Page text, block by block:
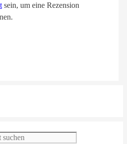
sein, um eine Rezension